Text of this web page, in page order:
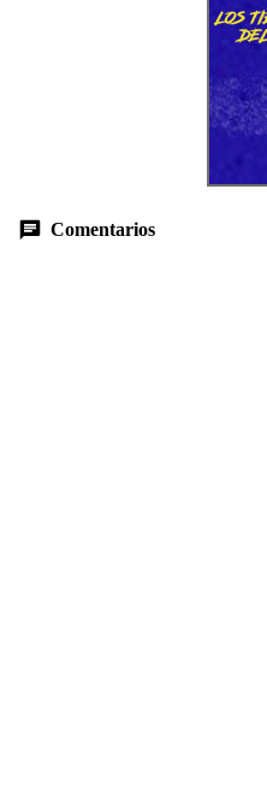
Comentarios